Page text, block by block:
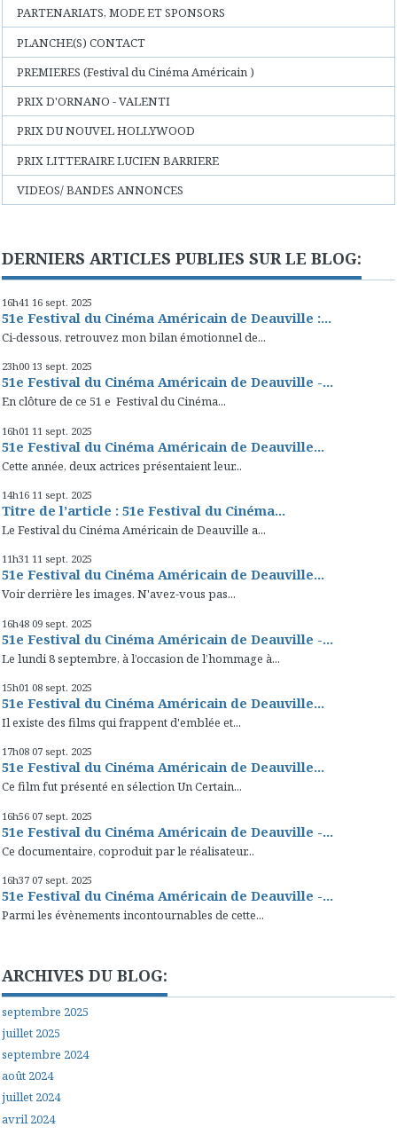
PARTENARIATS, MODE ET SPONSORS
PLANCHE(S) CONTACT
PREMIERES (Festival du Cinéma Américain )
PRIX D'ORNANO - VALENTI
PRIX DU NOUVEL HOLLYWOOD
PRIX LITTERAIRE LUCIEN BARRIERE
VIDEOS/ BANDES ANNONCES
DERNIERS ARTICLES PUBLIES SUR LE BLOG:
16h41 16 sept. 2025
51e Festival du Cinéma Américain de Deauville :...
Ci-dessous, retrouvez mon bilan émotionnel de...
23h00 13 sept. 2025
51e Festival du Cinéma Américain de Deauville -...
En clôture de ce 51 e Festival du Cinéma...
16h01 11 sept. 2025
51e Festival du Cinéma Américain de Deauville...
Cette année, deux actrices présentaient leur...
14h16 11 sept. 2025
Titre de l’article : 51e Festival du Cinéma...
Le Festival du Cinéma Américain de Deauville a...
11h31 11 sept. 2025
51e Festival du Cinéma Américain de Deauville...
Voir derrière les images. N'avez-vous pas...
16h48 09 sept. 2025
51e Festival du Cinéma Américain de Deauville -...
Le lundi 8 septembre, à l’occasion de l’hommage à...
15h01 08 sept. 2025
51e Festival du Cinéma Américain de Deauville...
Il existe des films qui frappent d'emblée et...
17h08 07 sept. 2025
51e Festival du Cinéma Américain de Deauville...
Ce film fut présenté en sélection Un Certain...
16h56 07 sept. 2025
51e Festival du Cinéma Américain de Deauville -...
Ce documentaire, coproduit par le réalisateur...
16h37 07 sept. 2025
51e Festival du Cinéma Américain de Deauville -...
Parmi les évènements incontournables de cette...
ARCHIVES DU BLOG:
septembre 2025
juillet 2025
septembre 2024
août 2024
juillet 2024
avril 2024